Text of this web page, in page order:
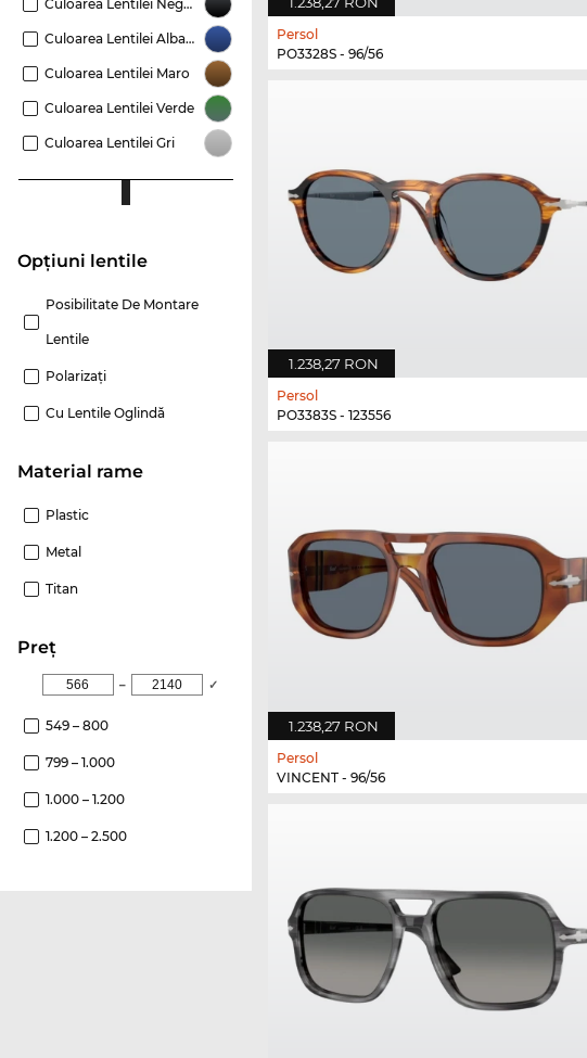
Culoarea Lentilei Negru
Culoarea Lentilei Albastru
Culoarea Lentilei Maro
Culoarea Lentilei Verde
Culoarea Lentilei Gri
Opțiuni lentile
Posibilitate De Montare
Lentile
Polarizaţi
Cu Lentile Oglindă
Material rame
Plastic
Metal
Titan
Preţ
– ✓
549 – 800
799 – 1.000
1.000 – 1.200
1.200 – 2.500
Persol
PO3328S - 96/56
1.238,27 RON
Persol
PO3383S - 123556
1.238,27 RON
Persol
VINCENT - 96/56